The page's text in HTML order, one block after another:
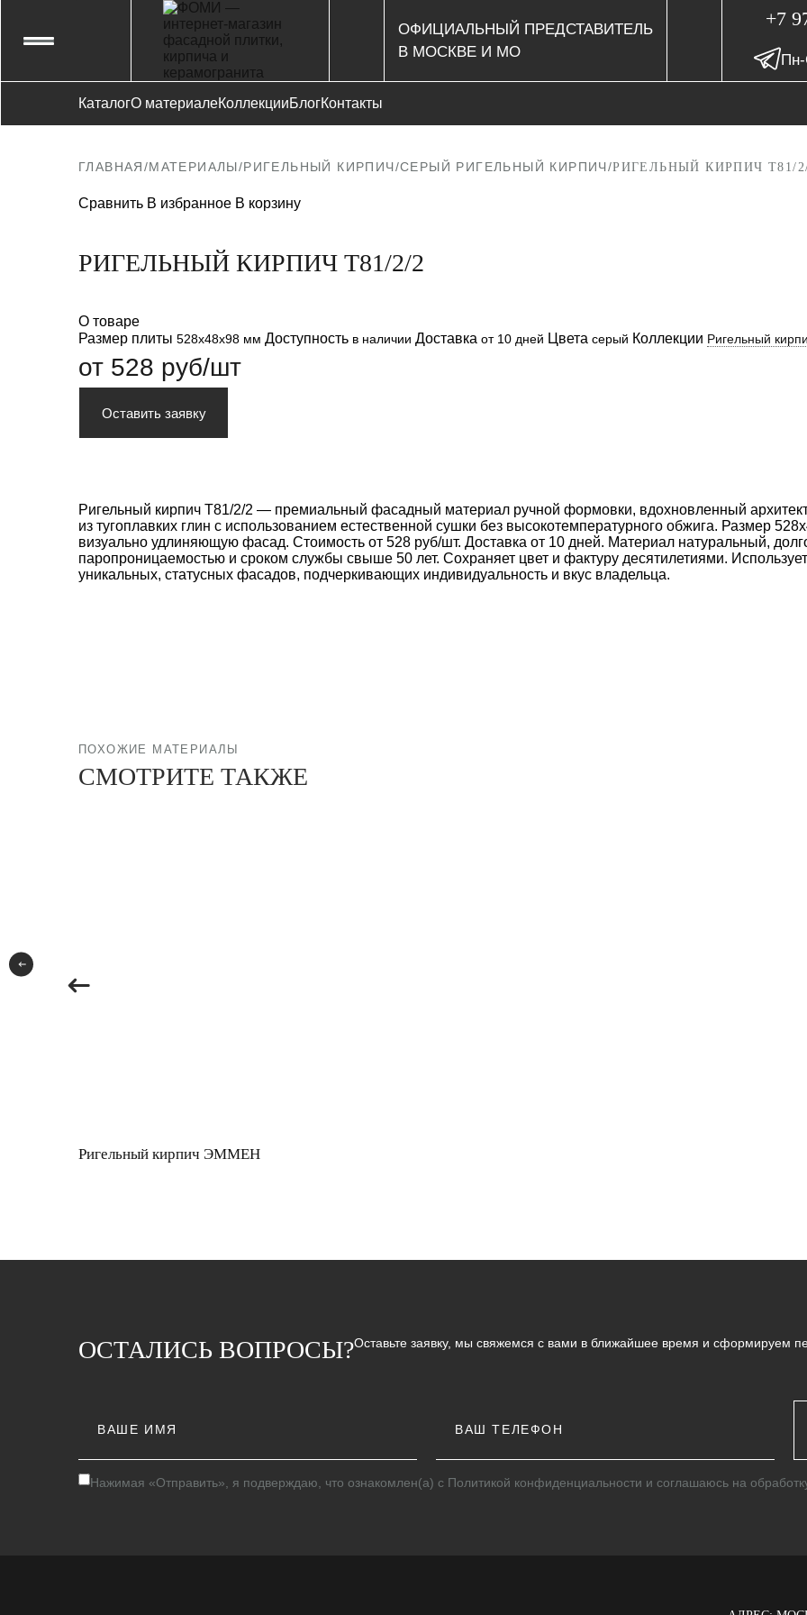
ОФИЦИАЛЬНЫЙ ПРЕДСТАВИТЕЛЬ
В МОСКВЕ И МО
+7
КаталогО материалеКоллекцииБлогКонтакты
ГЛАВНАЯ/МАТЕРИАЛЫ/РИГЕЛЬНЫЙ КИРПИЧ/СЕРЫЙ РИГЕЛЬНЫЙ КИРПИЧ/РИГЕЛЬНЫЙ КИРПИЧ T81/
Сравнить В избранное В корзину
РИГЕЛЬНЫЙ КИРПИЧ T81/2/2
О товаре
Размер плиты 528x48x98 мм Доступность в наличии Доставка от 10 дней Цвета серый Коллекции Ригельный
от 528 руб/шт
Оставить заявку
Ригельный кирпич T81/2/2 — премиальный фасадный материал ручной формовки, вдохновленный
из тугоплавких глин с использованием естественной сушки без высокотемпературного обжига. Размер
визуально удлиняющую фасад. Стоимость от 528 руб/шт. Доставка от 10 дней. Материал натуральный,
паропроницаемостью и сроком службы свыше 50 лет. Сохраняет цвет и фактуру десятилетиями.
уникальных, статусных фасадов, подчеркивающих индивидуальность и вкус владельца.
ПОХОЖИЕ МАТЕРИАЛЫ
СМОТРИТЕ ТАКЖЕ
Ригельный кирпич ЭММЕН
ОСТАЛИСЬ ВОПРОСЫ?Оставьте заявку, мы свяжемся с вами в ближайшее время и сформируем
Нажимая «Отправить», я подверждаю, что ознакомлен(а) с Политикой конфиденциальности и соглашаюсь на